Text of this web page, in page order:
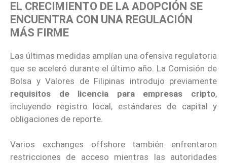
EL CRECIMIENTO DE LA ADOPCIÓN SE
ENCUENTRA CON UNA REGULACIÓN
MÁS FIRME
Las últimas medidas amplían una ofensiva regulatoria
que se aceleró durante el último año. La Comisión de
Bolsa y Valores de Filipinas introdujo previamente
requisitos de licencia para empresas cripto,
incluyendo registro local, estándares de capital y
obligaciones de reporte.
Varios exchanges offshore también enfrentaron
restricciones de acceso mientras las autoridades